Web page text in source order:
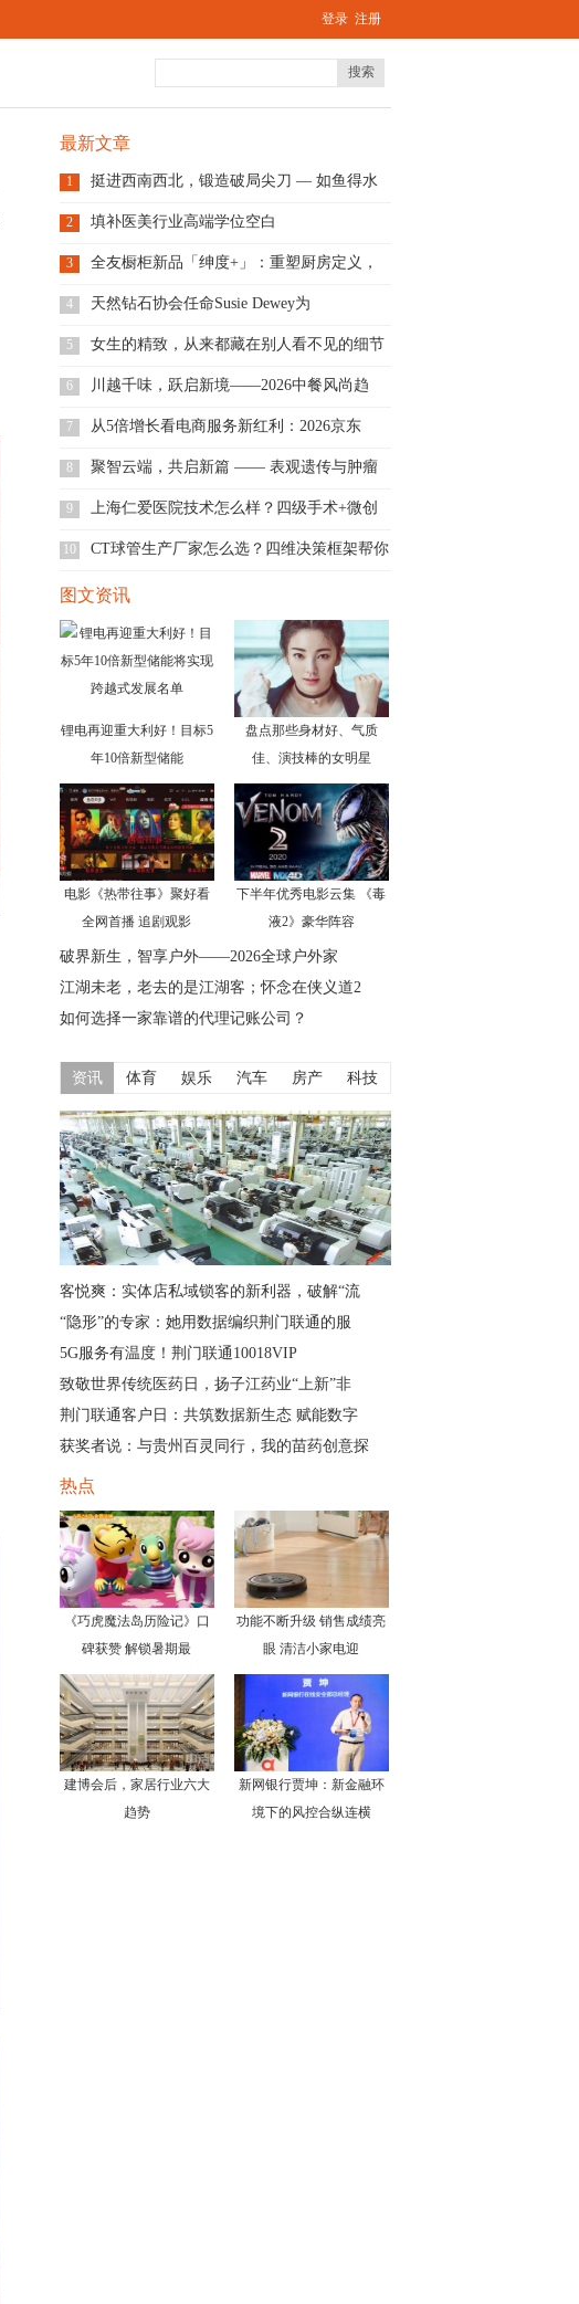
登录 注册
搜索
最新文章
1 挺进西南西北，锻造破局尖刀 — 如鱼得水
2 填补医美行业高端学位空白
3
全友橱柜新品「绅度+」：重塑厨房定义，
4 天然钻石协会任命Susie Dewey为
5
女生的精致，从来都藏在别人看不见的细节
里
6 川越千味，跃启新境——2026中餐风尚趋
7 从5倍增长看电商服务新红利：2026京东
8 聚智云端，共启新篇 —— 表观遗传与肿瘤
9
上海仁爱医院技术怎么样？四级手术+微创
10 CT球管生产厂家怎么选？四维决策框架帮你
图文资讯
锂电再迎重大利好！目标5
年10倍新型储能
盘点那些身材好、气质
佳、演技棒的女明星
电影《热带往事》聚好看
全网首播 追剧观影
下半年优秀电影云集 《毒
液2》豪华阵容
破界新生，智享户外——2026全球户外家
江湖未老，老去的是江湖客；怀念在侠义道2
如何选择一家靠谱的代理记账公司？
资讯 体育 娱乐 汽车 房产 科技
客悦爽：实体店私域锁客的新利器，破解“流
“隐形”的专家：她用数据编织荆门联通的服
5G服务有温度！荆门联通10018VIP
致敬世界传统医药日，扬子江药业“上新”非
荆门联通客户日：共筑数据新生态 赋能数字
获奖者说：与贵州百灵同行，我的苗药创意探
热点
《巧虎魔法岛历险记》口
碑获赞 解锁暑期最
功能不断升级 销售成绩亮
眼 清洁小家电迎
建博会后，家居行业六大
趋势
新网银行贾坤：新金融环
境下的风控合纵连横